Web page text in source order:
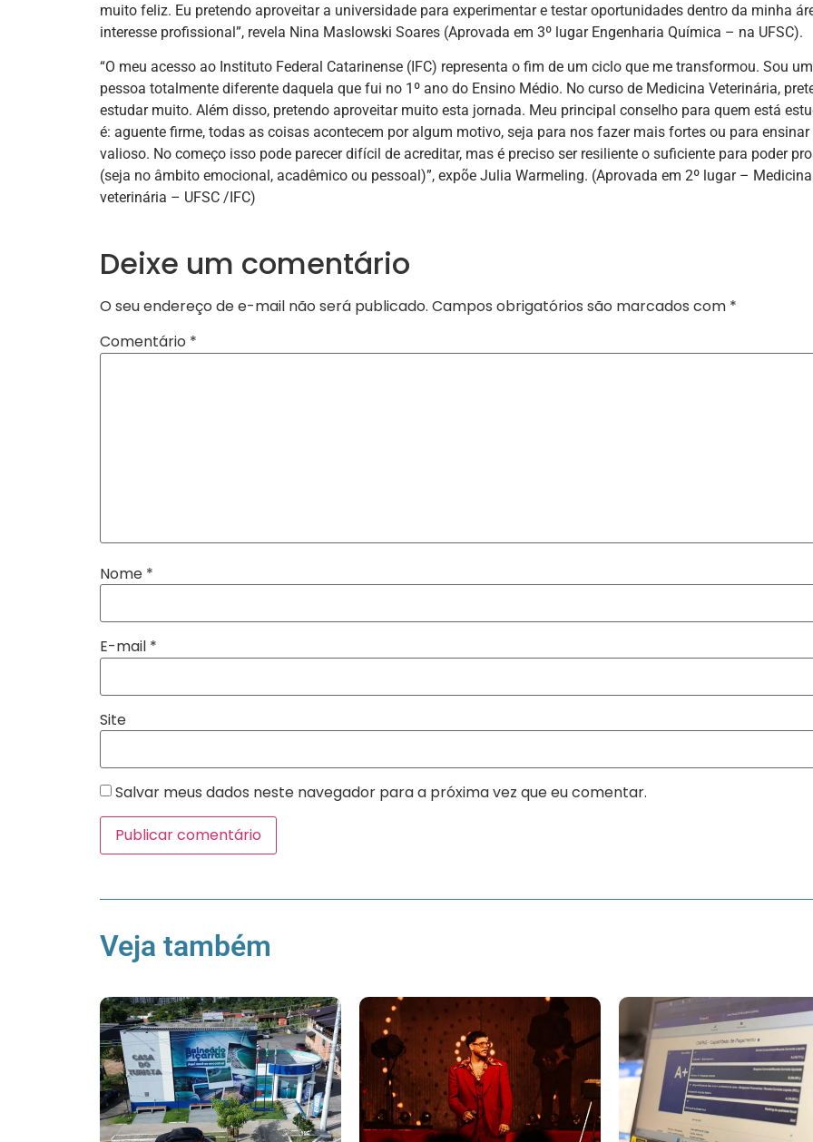
muito feliz. Eu pretendo aproveitar a universidade para experimentar e testar oportunidades dentro da minha
interesse profissional”, revela Nina Maslowski Soares (Aprovada em 3º lugar Engenharia Química – na UFSC).
“O meu acesso ao Instituto Federal Catarinense (IFC) representa o fim de um ciclo que me transformou. Sou
pessoa totalmente diferente daquela que fui no 1º ano do Ensino Médio. No curso de Medicina Veterinária,
estudar muito. Além disso, pretendo aproveitar muito esta jornada. Meu principal conselho para quem está
é: aguente firme, todas as coisas acontecem por algum motivo, seja para nos fazer mais fortes ou para
valioso. No começo isso pode parecer difícil de acreditar, mas é preciso ser resiliente o suficiente para poder
(seja no âmbito emocional, acadêmico ou pessoal)”, expõe Julia Warmeling. (Aprovada em 2º lugar – Medicina
veterinária – UFSC /IFC)
Deixe um comentário
O seu endereço de e-mail não será publicado. Campos obrigatórios são marcados com *
Comentário *
Nome *
E-mail *
Site
Salvar meus dados neste navegador para a próxima vez que eu comentar.
Veja também